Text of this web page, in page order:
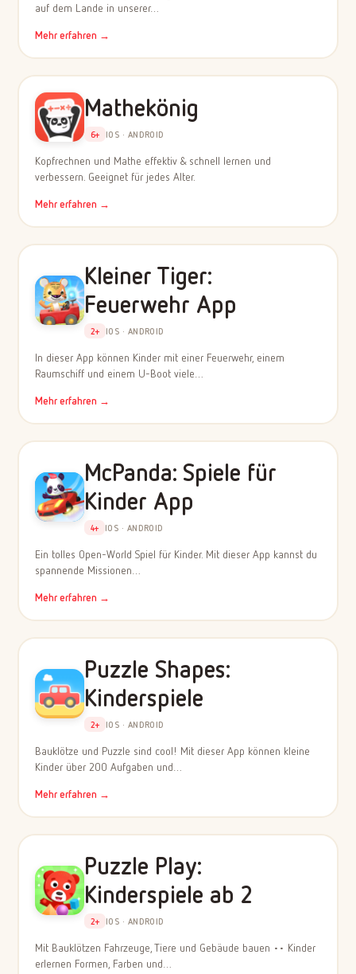
auf dem Lande in unserer…
Mehr erfahren →
Mathekönig
6+ IOS · ANDROID
Kopfrechnen und Mathe effektiv & schnell lernen und
verbessern. Geeignet für jedes Alter.
Mehr erfahren →
Kleiner Tiger:
Feuerwehr App
2+ IOS · ANDROID
In dieser App können Kinder mit einer Feuerwehr, einem
Raumschiff und einem U-Boot viele…
Mehr erfahren →
McPanda: Spiele für
Kinder App
4+ IOS · ANDROID
Ein tolles Open-World Spiel für Kinder. Mit dieser App kannst du
spannende Missionen…
Mehr erfahren →
Puzzle Shapes:
Kinderspiele
2+ IOS · ANDROID
Bauklötze und Puzzle sind cool! Mit dieser App können kleine
Kinder über 200 Aufgaben und…
Mehr erfahren →
Puzzle Play:
Kinderspiele ab 2
2+ IOS · ANDROID
Mit Bauklötzen Fahrzeuge, Tiere und Gebäude bauen •• Kinder
erlernen Formen, Farben und…